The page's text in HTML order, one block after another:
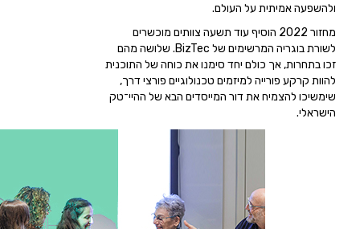
ולהשפעה אמיתית על העולם.
מחזור 2022 הוסיף עוד תשעה צוותים מוכשרים
לשורת בוגריה המרשימים של BizTec. שלושה מהם
זכו בתחרות, אך כולם יחד סימנו את כוחה של התוכנית
להוות קרקע פורייה למיזמים טכנולוגיים פורצי דרך,
שימשיכו להצמיח את דור המייסדים הבא של ההיי־טק
הישראלי.